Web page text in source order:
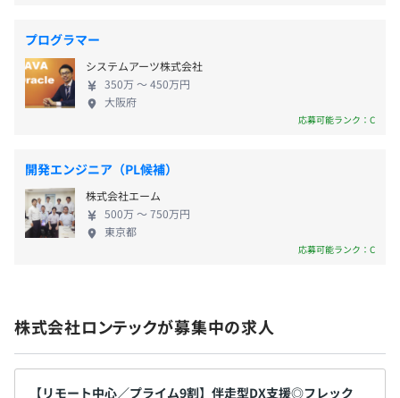
・通勤交通費（～月4万円）
・職務手当
賞与：年2回（昨年実績3カ月分支給）＋業績賞与
昇給：年1回
で、上流工程から課題解決に取り組めます。 パッケ
ージの技術力×製造業の業務知識で専門性の高いス
キルも身につきますので、エンジニアとしての市場
価値も高められます。 近年のDX推進を背景としてニ
ーズが拡大しており、当社売上は2期連続で175％で
直接取引を拡大するため、コンサルティング部署を
新設し採用を強化しております。
プログラマー
システムアーツ株式会社
350万 〜 450万円
大阪府
応募可能ランク：C
開発エンジニア（PL候補）
株式会社エーム
500万 〜 750万円
東京都
応募可能ランク：C
株式会社ロンテックが募集中の求人
【リモート中心／プライム9割】伴走型DX支援◎フレック